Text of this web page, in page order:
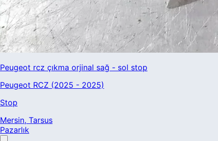
Peugeot rcz çıkma orjinal sağ - sol stop
Peugeot RCZ (2025 - 2025)
Stop
Mersin, Tarsus
Pazarlık